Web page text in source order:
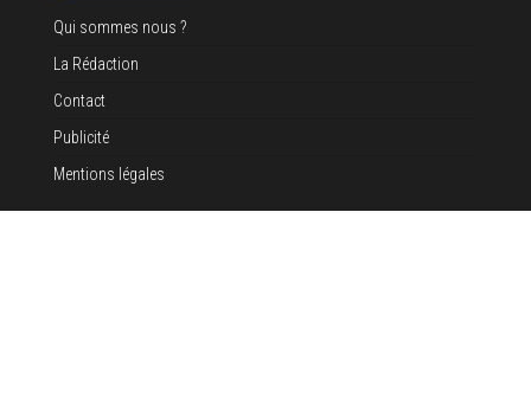
Qui sommes nous ?
La Rédaction
Contact
Publicité
Mentions légales